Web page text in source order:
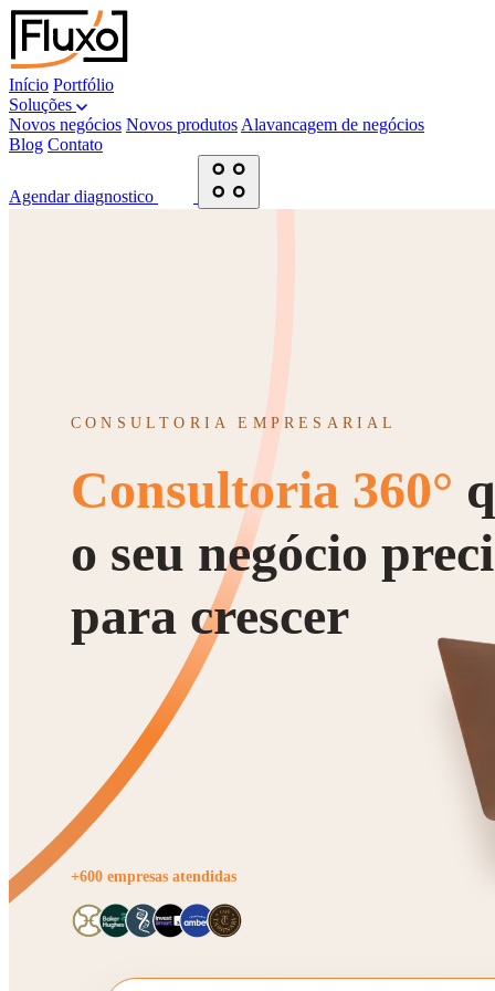
Início Portfólio
Soluções
Novos negócios Novos produtos Alavancagem de negócios
Blog Contato
Agendar diagnostico
CONSULTORIA EMPRESARIAL
Consultoria 360°
o seu negócio
para crescer
+600 empresas atendidas